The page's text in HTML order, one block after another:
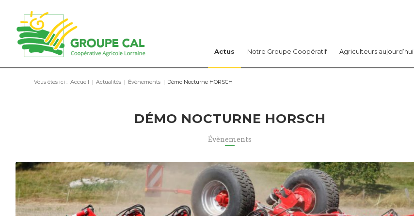
Actus Notre Groupe Coopératif Agriculteurs aujourd’hui
Vous êtes ici : Accueil | Actualités | Évènements | Démo Nocturne HORSCH
DÉMO NOCTURNE HORSCH
Évènements